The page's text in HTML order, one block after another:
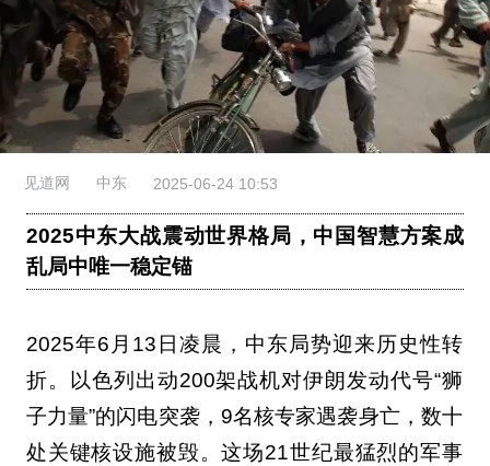
见道网 中东 2025-06-24 10:53
2025中东大战震动世界格局，中国智慧方案成
乱局中唯一稳定锚
2025年6月13日凌晨，中东局势迎来历史性转
折。以色列出动200架战机对伊朗发动代号“狮
子力量”的闪电突袭，9名核专家遇袭身亡，数十
处关键核设施被毁。这场21世纪最猛烈的军事